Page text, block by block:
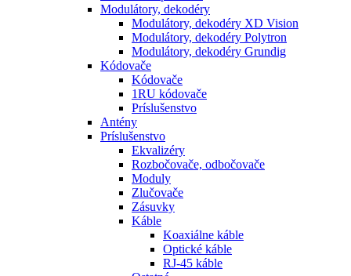
Modulátory, dekodéry
Modulátory, dekodéry XD Vision
Modulátory, dekodéry Polytron
Modulátory, dekodéry Grundig
Kódovače
Kódovače
1RU kódovače
Príslušenstvo
Antény
Príslušenstvo
Ekvalizéry
Rozbočovače, odbočovače
Moduly
Zlučovače
Zásuvky
Káble
Koaxiálne káble
Optické káble
RJ-45 káble